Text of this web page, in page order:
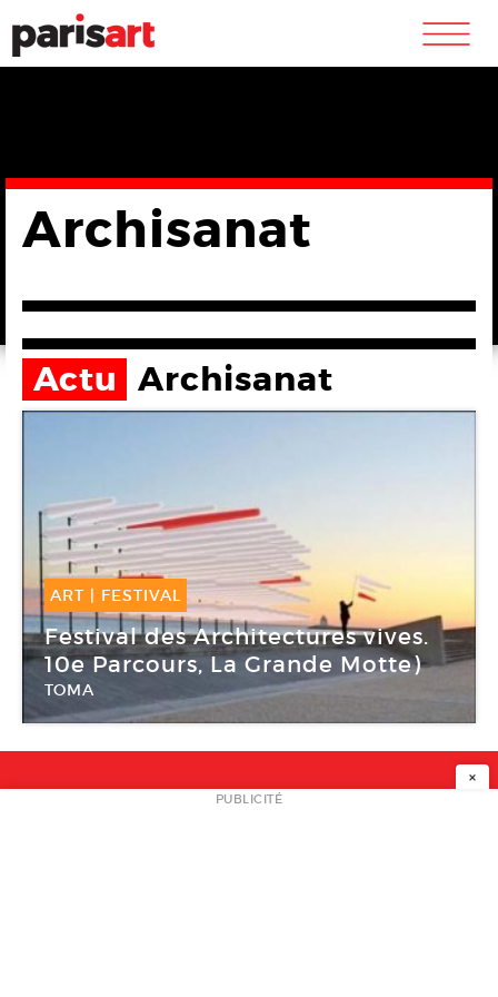
m
Archisanat
Actu Archisanat
ART | FESTIVAL
20 Juin -28 Juin 2015
Festival des Architectures vives.
10e Parcours, La Grande Motte)
TOMA
Esplanade Maurice-Justin
NEWSLETTER
×
PUBLICITÉ